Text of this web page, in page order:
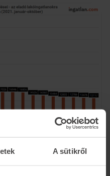
A sütikről
alapján felállított
eredménnyel vezeti